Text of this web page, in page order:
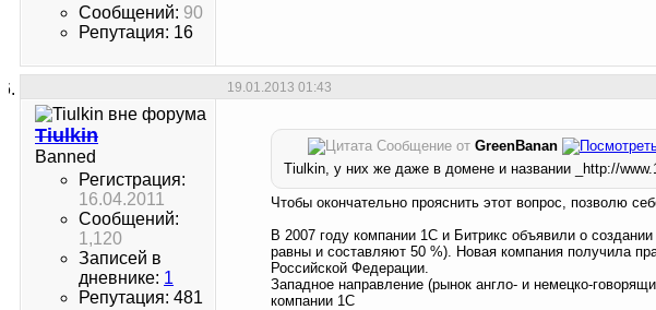
Сообщений: 90
Репутация: 16
19.01.2013 01:43
Tiulkin
Banned
Регистрация:
16.04.2011
Сообщений:
1,120
Записей в
дневнике: 1
Репутация: 481
Сообщение от GreenBanan
Tiulkin, у них же даже в домене и названии _http://
Чтобы окончательно прояснить этот вопрос, позволю
В 2007 году компании 1С и Битрикс объявили о
равны и составляют 50 %). Новая компания получила
Российской Федерации.
Западное направление (рынок англо- и немецко-
компании 1С